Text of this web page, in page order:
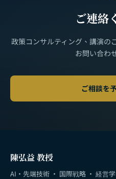
ご連絡
政策コンサルティング、講演の
お問い合わ
ご相談を
陳弘益 教授
AI・先端技術 · 国際戦略 · 経営学